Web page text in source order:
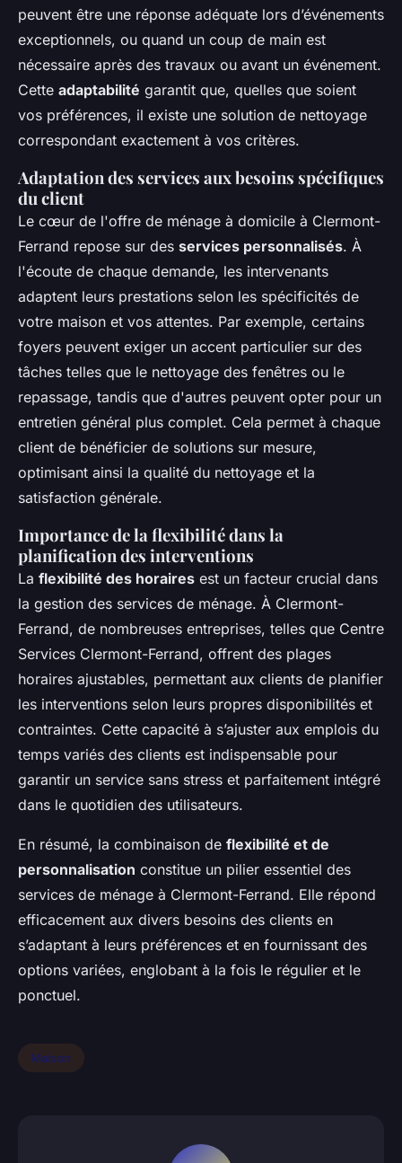
peuvent être une réponse adéquate lors d’événements
exceptionnels, ou quand un coup de main est
nécessaire après des travaux ou avant un événement.
Cette adaptabilité garantit que, quelles que soient
vos préférences, il existe une solution de nettoyage
correspondant exactement à vos critères.
Adaptation des services aux besoins spécifiques
du client
Le cœur de l'offre de ménage à domicile à Clermont-
Ferrand repose sur des services personnalisés. À
l'écoute de chaque demande, les intervenants
adaptent leurs prestations selon les spécificités de
votre maison et vos attentes. Par exemple, certains
foyers peuvent exiger un accent particulier sur des
tâches telles que le nettoyage des fenêtres ou le
repassage, tandis que d'autres peuvent opter pour un
entretien général plus complet. Cela permet à chaque
client de bénéficier de solutions sur mesure,
optimisant ainsi la qualité du nettoyage et la
satisfaction générale.
Importance de la flexibilité dans la
planification des interventions
La flexibilité des horaires est un facteur crucial dans
la gestion des services de ménage. À Clermont-
Ferrand, de nombreuses entreprises, telles que Centre
Services Clermont-Ferrand, offrent des plages
horaires ajustables, permettant aux clients de planifier
les interventions selon leurs propres disponibilités et
contraintes. Cette capacité à s’ajuster aux emplois du
temps variés des clients est indispensable pour
garantir un service sans stress et parfaitement intégré
dans le quotidien des utilisateurs.
En résumé, la combinaison de flexibilité et de
personnalisation constitue un pilier essentiel des
services de ménage à Clermont-Ferrand. Elle répond
efficacement aux divers besoins des clients en
s’adaptant à leurs préférences et en fournissant des
options variées, englobant à la fois le régulier et le
ponctuel.
Maison